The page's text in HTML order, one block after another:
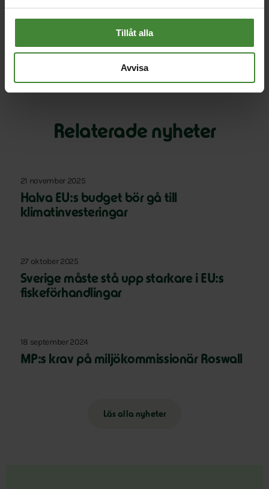
Tillåt alla
Avvisa
Läs hela intervju med Emma Nohrén i Dagens
Nyheterhär.
Relaterade nyheter
21 november 2025
Halva EU:s budget bör gå till
klimatinvesteringar
27 oktober 2025
Sverige måste stå upp starkare i EU:s
fiskeförhandlingar
18 september 2024
MP:s krav på miljökommissionär Roswall
Läs alla nyheter